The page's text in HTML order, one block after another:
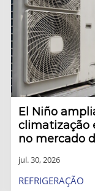
El Niño
climatização
no mercado
jul. 30, 2026
REFRIGERAÇÃO